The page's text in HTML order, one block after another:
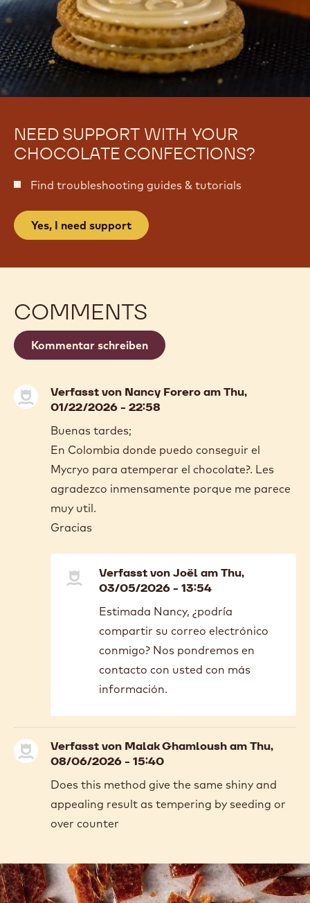
NEED SUPPORT WITH YOUR
CHOCOLATE CONFECTIONS?
Find troubleshooting guides & tutorials
Yes, I need support
COMMENTS
Kommentar schreiben
Verfasst von Nancy Foreroam Thu,
01/22/2026 - 22:58
Buenas tardes;
En Colombia donde puedo conseguir el
Mycryo para atemperar el chocolate?. Les
agradezco inmensamente porque me parece
muy util.
Gracias
Verfasst vonJoëlam Thu,
03/05/2026 - 13:54
reply
to
Buenas
tardes;
Colombia…
Nancy
Forero
Estimada Nancy, ¿podría
compartir su correo electrónico
conmigo? Nos pondremos en
contacto con usted con más
información.
Verfasst von Malak Ghamlousham Thu,
08/06/2026 - 15:40
Does this method give the same shiny and
appealing result as tempering by seeding or
over counter